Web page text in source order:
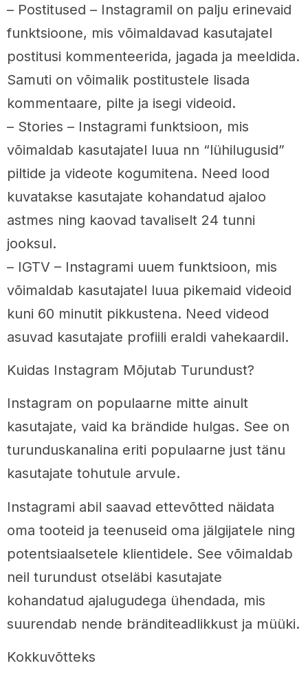
– Postitused – Instagramil on palju erinevaid
funktsioone, mis võimaldavad kasutajatel
postitusi kommenteerida, jagada ja meeldida.
Samuti on võimalik postitustele lisada
kommentaare, pilte ja isegi videoid.
– Stories – Instagrami funktsioon, mis
võimaldab kasutajatel luua nn “lühilugusid”
piltide ja videote kogumitena. Need lood
kuvatakse kasutajate kohandatud ajaloo
astmes ning kaovad tavaliselt 24 tunni
jooksul.
– IGTV – Instagrami uuem funktsioon, mis
võimaldab kasutajatel luua pikemaid videoid
kuni 60 minutit pikkustena. Need videod
asuvad kasutajate profiili eraldi vahekaardil.
Kuidas Instagram Mõjutab Turundust?
Instagram on populaarne mitte ainult
kasutajate, vaid ka brändide hulgas. See on
turunduskanalina eriti populaarne just tänu
kasutajate tohutule arvule.
Instagrami abil saavad ettevõtted näidata
oma tooteid ja teenuseid oma jälgijatele ning
potentsiaalsetele klientidele. See võimaldab
neil turundust otseläbi kasutajate
kohandatud ajalugudega ühendada, mis
suurendab nende bränditeadlikkust ja müüki.
Kokkuvõtteks